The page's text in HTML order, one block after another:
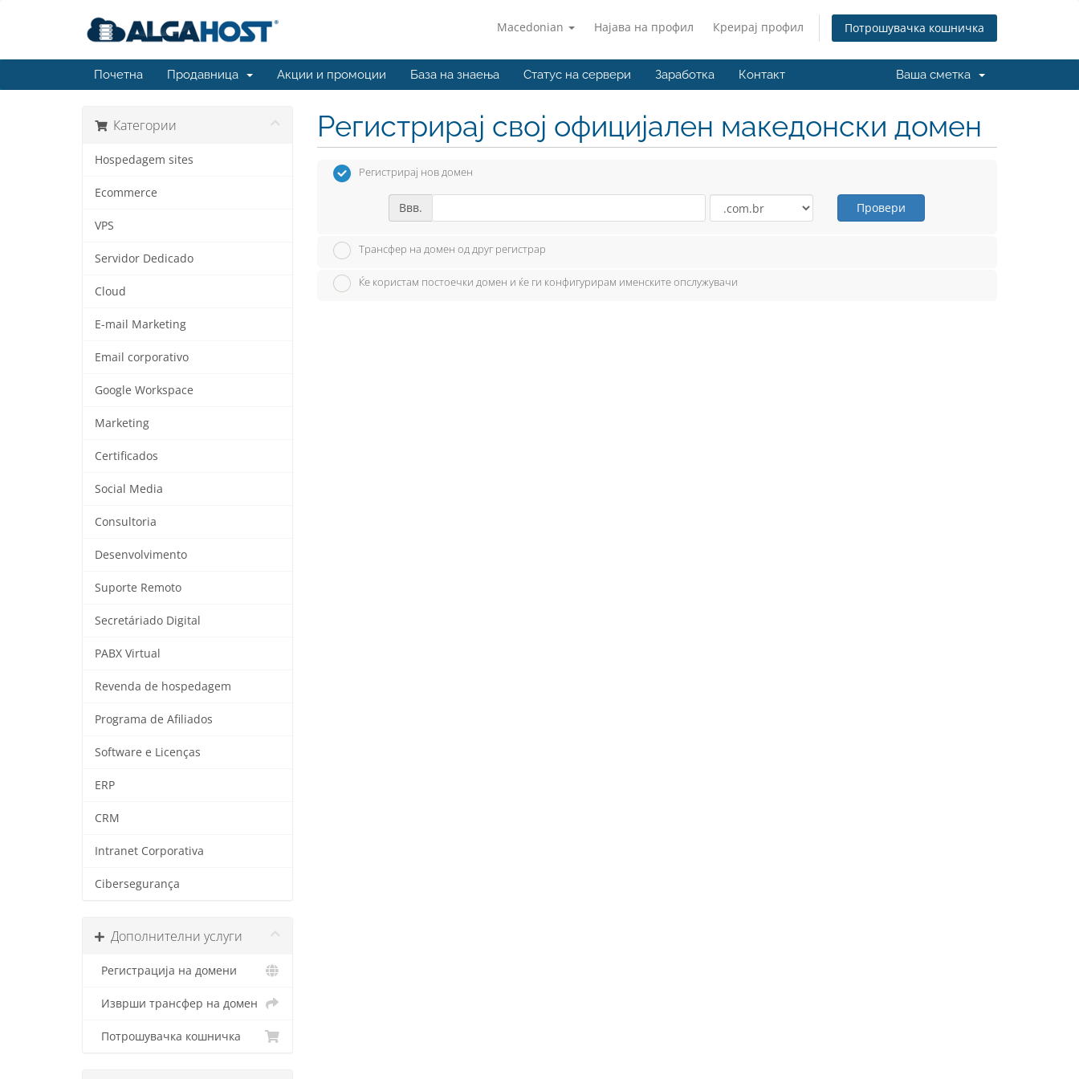
Macedonian Најава на профил Креирај профил Потрошувачка кошничка
Почетна Продавница Акции и промоции База на знаења Статус на сервери Заработка Контакт Ваша сметка
Категории
Hospedagem sites
Ecommerce
VPS
Servidor Dedicado
Cloud
E-mail Marketing
Email corporativo
Google Workspace
Marketing
Certificados
Social Media
Consultoria
Desenvolvimento
Suporte Remoto
Secretáriado Digital
PABX Virtual
Revenda de hospedagem
Programa de Afiliados
Software e Licenças
ERP
CRM
Intranet Corporativa
Cibersegurança
Дополнителни услуги
Регистрација на домени
Изврши трансфер на домен
Потрошувачка кошничка
Регистрирај свој официјален македонски домен
Регистрирај нов домен
Ввв. Провери
Трансфер на домен од друг регистрар
Ќе користам постоечки домен и ќе ги конфигурирам именските опслужувачи